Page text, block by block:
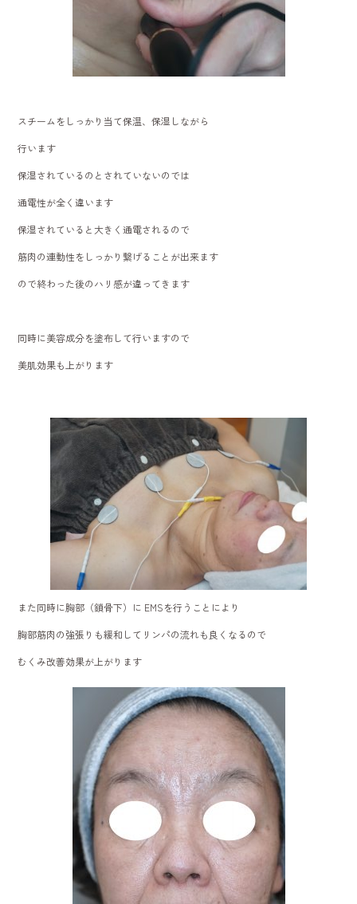
スチームをしっかり当て保温、保湿しながら
行います
保湿されているのとされていないのでは
通電性が全く違います
保湿されていると大きく通電されるので
筋肉の連動性をしっかり繋げることが出来ます
ので終わった後のハリ感が違ってきます
同時に美容成分を塗布して行いますので
美肌効果も上がります
また同時に胸部（鎖骨下）に EMSを行うことにより
胸部筋肉の強張りも緩和してリンパの流れも良くなるので
むくみ改善効果が上がります